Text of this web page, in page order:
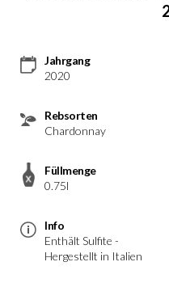
Jahrgang
2020
Rebsorten
Chardonnay
Füllmenge
0.75l
Info
Enthält Sulfite -
Hergestellt in Italien